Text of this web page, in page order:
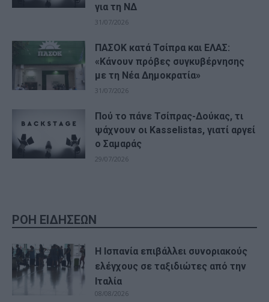
για τη ΝΔ
31/07/2026
ΠΑΣΟΚ κατά Τσίπρα και ΕΛΑΣ:
«Κάνουν πρόβες συγκυβέρνησης
με τη Νέα Δημοκρατία»
31/07/2026
Πού το πάνε Τσίπρας-Δούκας, τι
ψάχνουν οι Kasselistas, γιατί αργεί
ο Σαμαράς
29/07/2026
ΡΟΗ ΕΙΔΗΣΕΩΝ
Η Ισπανία επιβάλλει συνοριακούς
ελέγχους σε ταξιδιώτες από την
Ιταλία
08/08/2026